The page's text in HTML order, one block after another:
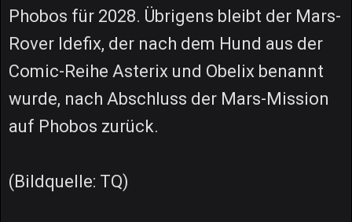
Phobos für 2028. Übrigens bleibt der Mars-
Rover Idefix, der nach dem Hund aus der
Comic-Reihe Asterix und Obelix benannt
wurde, nach Abschluss der Mars-Mission
auf Phobos zurück.
(Bildquelle: TQ)